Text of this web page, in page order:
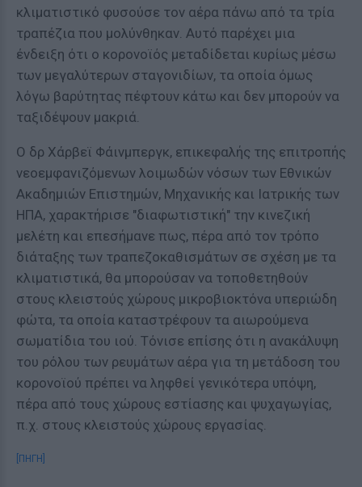
κλιματιστικό φυσούσε τον αέρα πάνω από τα τρία
τραπέζια που μολύνθηκαν. Αυτό παρέχει μια
ένδειξη ότι ο κορονοϊός μεταδίδεται κυρίως μέσω
των μεγαλύτερων σταγονιδίων, τα οποία όμως
λόγω βαρύτητας πέφτουν κάτω και δεν μπορούν να
ταξιδέψουν μακριά.
Ο δρ Χάρβεϊ Φάινμπεργκ, επικεφαλής της επιτροπής
νεοεμφανιζόμενων λοιμωδών νόσων των Εθνικών
Ακαδημιών Επιστημών, Μηχανικής και Ιατρικής των
ΗΠΑ, χαρακτήρισε "διαφωτιστική" την κινεζική
μελέτη και επεσήμανε πως, πέρα από τον τρόπο
διάταξης των τραπεζοκαθισμάτων σε σχέση με τα
κλιματιστικά, θα μπορούσαν να τοποθετηθούν
στους κλειστούς χώρους μικροβιοκτόνα υπεριώδη
φώτα, τα οποία καταστρέφουν τα αιωρούμενα
σωματίδια του ιού. Τόνισε επίσης ότι η ανακάλυψη
του ρόλου των ρευμάτων αέρα για τη μετάδοση του
κορονοϊού πρέπει να ληφθεί γενικότερα υπόψη,
πέρα από τους χώρους εστίασης και ψυχαγωγίας,
π.χ. στους κλειστούς χώρους εργασίας.
[ΠΗΓΗ]